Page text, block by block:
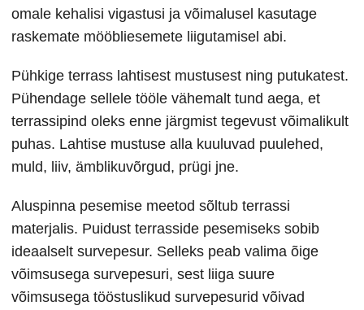
omale kehalisi vigastusi ja võimalusel kasutage
raskemate mööbliesemete liigutamisel abi.
Pühkige terrass lahtisest mustusest ning putukatest.
Pühendage sellele tööle vähemalt tund aega, et
terrassipind oleks enne järgmist tegevust võimalikult
puhas. Lahtise mustuse alla kuuluvad puulehed,
muld, liiv, ämblikuvõrgud, prügi jne.
Aluspinna pesemise meetod sõltub terrassi
materjalis. Puidust terrasside pesemiseks sobib
ideaalselt survepesur. Selleks peab valima õige
võimsusega survepesuri, sest liiga suure
võimsusega tööstuslikud survepesurid võivad